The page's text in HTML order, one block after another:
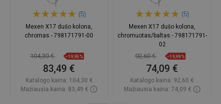
(5)
Mexen X17 dušo kolona,
chromas - 798171791-00
104,30 € −19,95%
83,49 €
Katalogo kaina: 104,30 €
Mažiausia kaina: 83,49 €
(5)
Mexen X17 dušo kolona,
chromuotas/baltas - 798171791-
02
92,60 € −19,99%
74,09 €
Katalogo kaina: 92,60 €
Mažiausia kaina: 74,09 €